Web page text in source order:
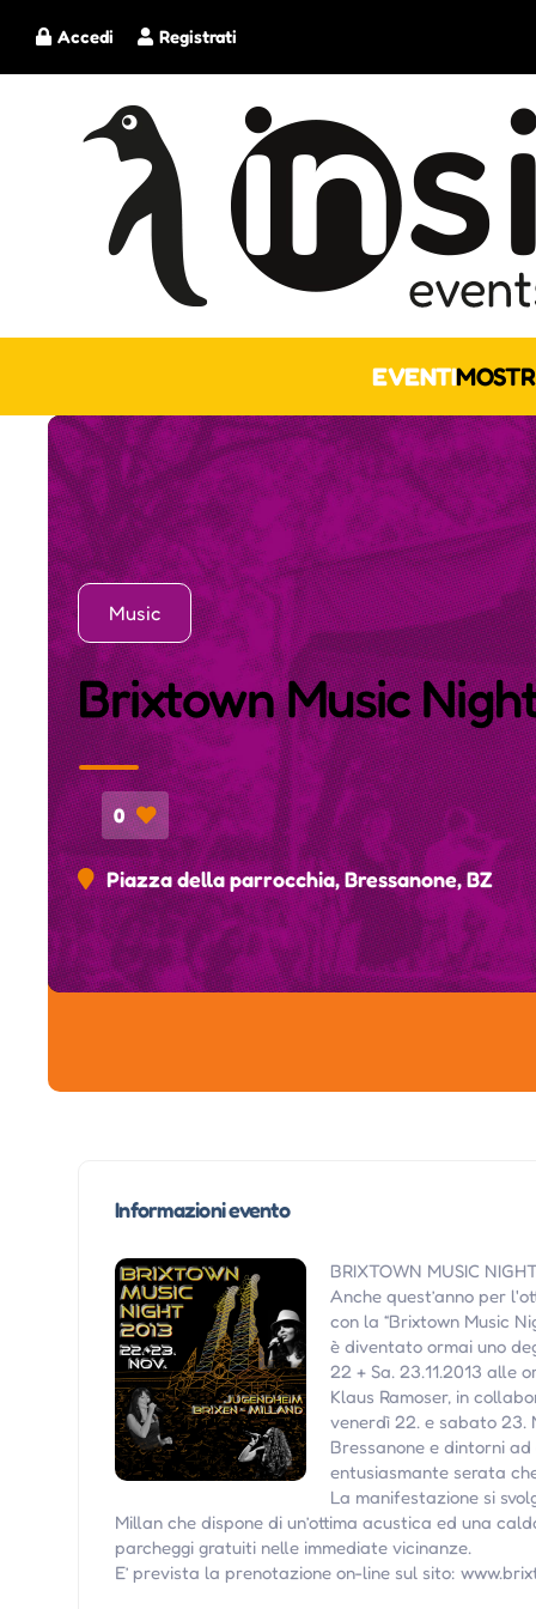
Registrati
Accedi
EVENTI
Music
Brixtown Music
0
Piazza della parrocchia, Bressanone, BZ
Informazioni evento
BRIXTOWN MUSIC
Anche quest’anno per
con la “Brixtown Music
è diventato ormai uno
22 + Sa. 23.11.2013 alle
Klaus Ramoser, in
venerdì 22. e sabato 23.
Bressanone e dintorni
entusiasmante serata
La manifestazione si
Millan che dispone di un’ottima acustica ed una
parcheggi gratuiti nelle immediate vicinanze.
E’ prevista la prenotazione on-line sul sito: